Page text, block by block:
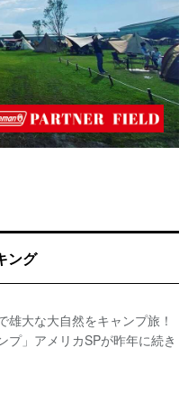
ング
雄大な大自然をキャンプ旅！
プ」アメリカSPが昨年に続き